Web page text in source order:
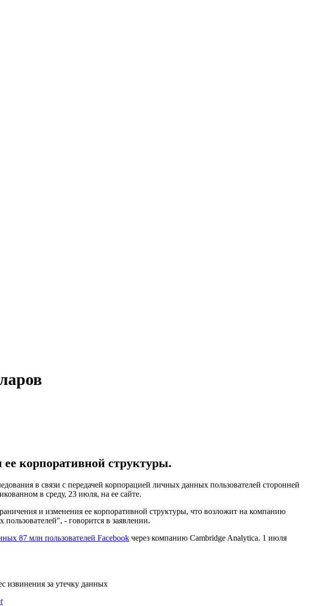
корпоративной структуры.
в связи с передачей корпорацией личных данных пользователей сторонней
в среду, 23 июля, на ее сайте.
и изменения ее корпоративной структуры, что возложит на компанию
- говорится в заявлении.
87 млн пользователей Facebook через компанию Cambridge Analytica. 1 июля
извинения за утечку данных